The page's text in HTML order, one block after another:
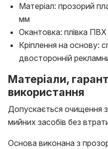
Матеріал: прозорий
мм
Окантовка: плівка ПВХ
Кріплення на основу:
двосторонній
Матеріали,
використання
Допускається очищення
мийних засобів без
Основа виконана з